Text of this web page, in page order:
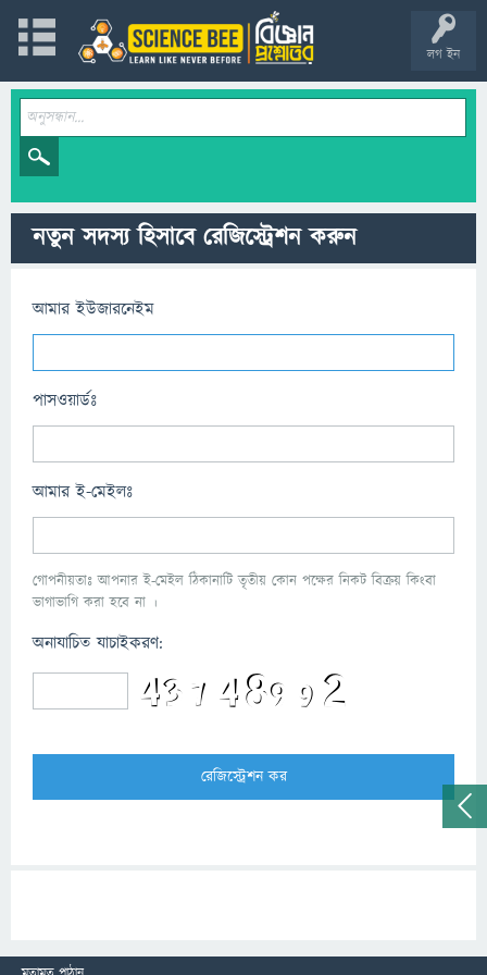
লগ ইন
নতুন সদস্য হিসাবে রেজিস্ট্রেশন করুন
আমার ইউজারনেইম
পাসওয়ার্ডঃ
আমার ই-মেইলঃ
গোপনীয়তাঃ আপনার ই-মেইল ঠিকানাটি তৃতীয় কোন পক্ষের নিকট বিক্রয় কিংবা
ভাগাভাগি করা হবে না ।
অনাযাচিত যাচাইকরণ: